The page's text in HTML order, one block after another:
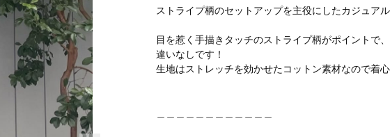
ストライプ柄のセットアップを主役にしたカジュア
目を惹く手描きタッチのストライプ柄がポイントで
違いなしです！
生地はストレッチを効かせたコットン素材なので着心